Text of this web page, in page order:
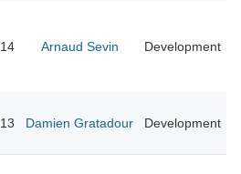
Arnaud Sevin Development
Damien Gratadour Development